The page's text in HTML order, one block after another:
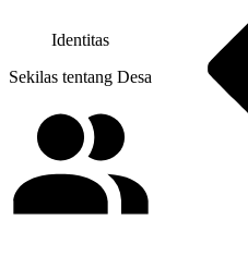
Identitas
Sekilas tentang Desa